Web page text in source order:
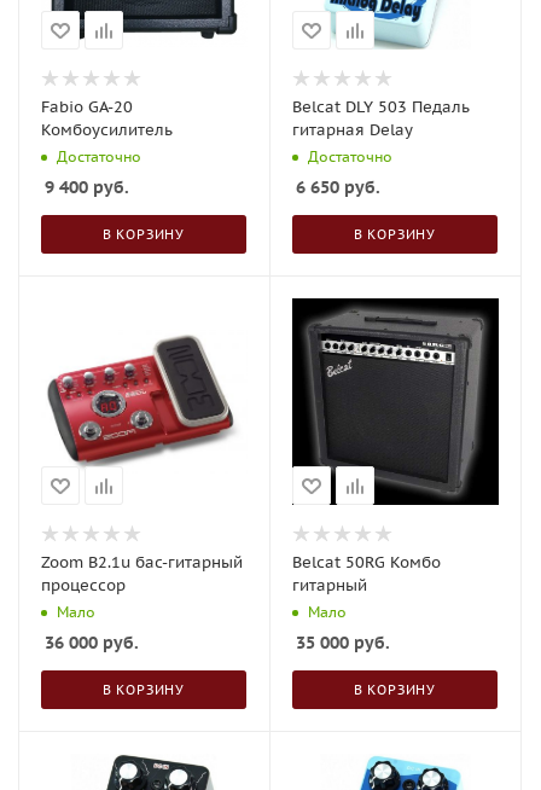
Fabio GA-20
Комбоусилитель
Достаточно
9 400 руб.
В КОРЗИНУ
Belcat DLY 503 Педаль
гитарная Delay
Достаточно
6 650 руб.
В КОРЗИНУ
Zoom B2.1u бас-гитарный
процессор
Мало
36 000 руб.
В КОРЗИНУ
Belcat 50RG Комбо
гитарный
Мало
35 000 руб.
В КОРЗИНУ